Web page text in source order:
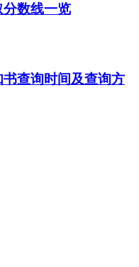
分数线一览
查询时间及查询方